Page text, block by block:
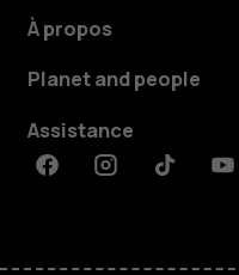
À propos
Planet and people
Assistance
FacebookInstagramTiktok